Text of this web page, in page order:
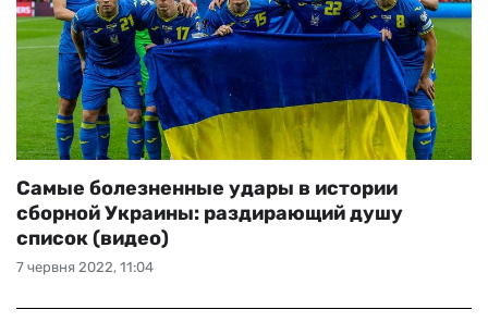
7 червня 2022, 11:04
Самые болезненные удары в истории
сборной Украины: раздирающий душу
список (видео)